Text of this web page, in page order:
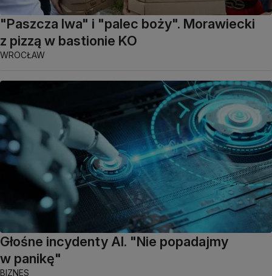
"Paszcza lwa" i "palec boży". Morawiecki
z pizzą w bastionie KO
WROCŁAW
Głośne incydenty AI. "Nie popadajmy
w panikę"
BIZNES